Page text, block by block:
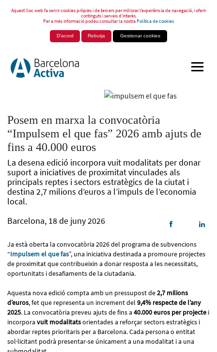
Aquest lloc web fa servir cookies pròpies i de tercers per millorar l’experiència de navegació, i oferir
continguts i serveis d’interès.
Per a més informació podeu consultar la nostraPolítica de cookies
D'acord Rebutja Gestionar cookies
Posem en marxa la convocatòria
“Impulsem el que fas” 2026 amb ajuts de
fins a 40.000 euros
La desena edició incorpora vuit modalitats per donar
suport a iniciatives de proximitat vinculades als
principals reptes i sectors estratègics de la ciutat i
destina 2,7 milions d’euros a l’impuls de l’economia
local.
Barcelona, 18 de juny 2026
Ja està oberta la convocatòria 2026 del programa de subvencions
“Impulsem el que fas”, una iniciativa destinada a promoure projectes
de proximitat que contribueixin a donar resposta a les necessitats,
oportunitats i desafiaments de la ciutadania.
Aquesta nova edició compta amb un pressupost de2,7 milions
d’euros, fet que representa un increment del 9,4% respecte de l’any
2025. La convocatòria preveu ajuts de fins a 40.000 euros per projecte i
incorpora vuit modalitatsorientades a reforçar sectors estratègics i
abordar reptes prioritaris per a Barcelona. Cada persona o entitat
sol·licitant podrà presentar-se únicament a una modalitat i a una